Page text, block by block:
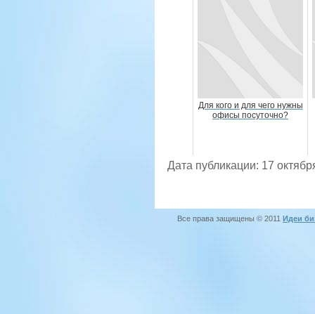
Для кого и для чего нужны
офисы посуточно?
Дата публикации: 17
Все права защищены © 2011 Идеи